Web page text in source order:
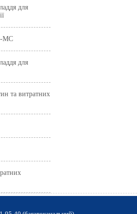
для
МС
для
та витратних